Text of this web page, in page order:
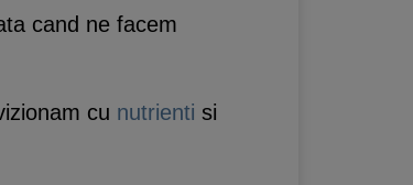
cand ne facem
cu nutrienti si